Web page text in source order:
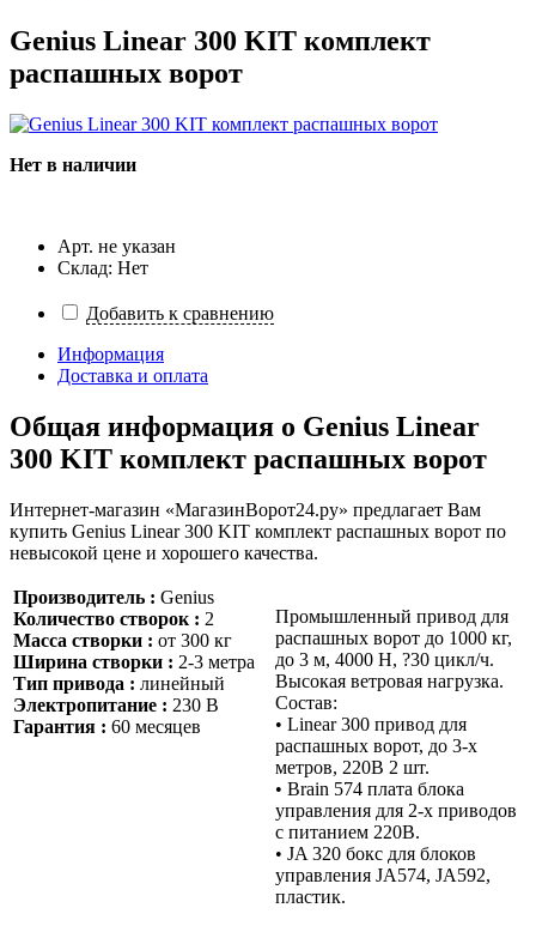
Genius Linear 300 KIT комплект
распашных ворот
Нет в наличии
Арт. не указан
Склад: Нет
Добавить к сравнению
Информация
Доставка и оплата
Общая информация о Genius Linear
300 KIT комплект распашных ворот
Интернет-магазин «МагазинВорот24.ру» предлагает Вам
купить Genius Linear 300 KIT комплект распашных ворот по
невысокой цене и хорошего качества.
Производитель : Genius
Количество створок : 2
Масса створки : от 300 кг
Ширина створки : 2-3 метра
Тип привода : линейный
Электропитание : 230 В
Гарантия : 60 месяцев
Промышленный привод для
распашных ворот до 1000 кг,
до 3 м, 4000 Н, ?30 цикл/ч.
Высокая ветровая нагрузка.
Состав:
• Linear 300 привод для
распашных ворот, до 3-х
метров, 220В 2 шт.
• Brain 574 плата блока
управления для 2-х приводов
с питанием 220В.
• JA 320 бокс для блоков
управления JA574, JA592,
пластик.